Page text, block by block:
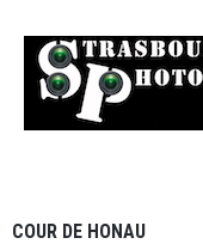
COUR DE HONAU